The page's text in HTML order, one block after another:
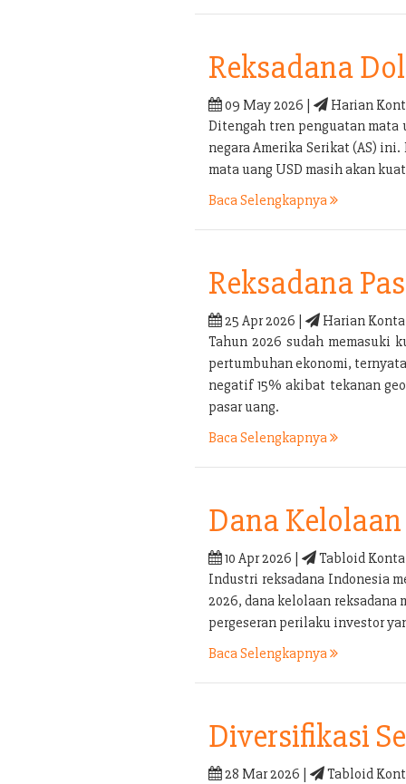
Reksadana
09 May 2026 |
Harian
Ditengah tren penguatan mata
negara Amerika Serikat (AS)
mata uang USD masih akan
Baca Selengkapnya
Reksadana
25 Apr 2026 |
Harian
Tahun 2026 sudah memasuki
pertumbuhan ekonomi,
negatif 15% akibat tekanan
pasar uang.
Baca Selengkapnya
Dana
10 Apr 2026 |
Tabloid
Industri reksadana Indonesia
2026, dana kelolaan
pergeseran perilaku investor
Baca Selengkapnya
Diversifikasi
28 Mar 2026 |
Tabloid